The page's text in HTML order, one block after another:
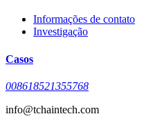
Informações de contato
Investigação
Casos
008618521355768
info@tchaintech.com